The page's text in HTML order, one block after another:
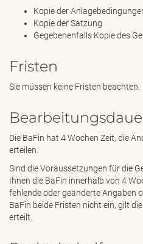
Kopie der
Kopie der Satzung
Gegebenenfalls Kopie des
Fristen
Sie müssen keine Fristen beachten.
Die BaFin hat 4 Wochen Zeit, die
erteilen.
Sind die Voraussetzungen für die
Ihnen die BaFin innerhalb von 4
fehlende oder geänderte Angaben
BaFin beide Fristen nicht ein, gilt
erteilt.